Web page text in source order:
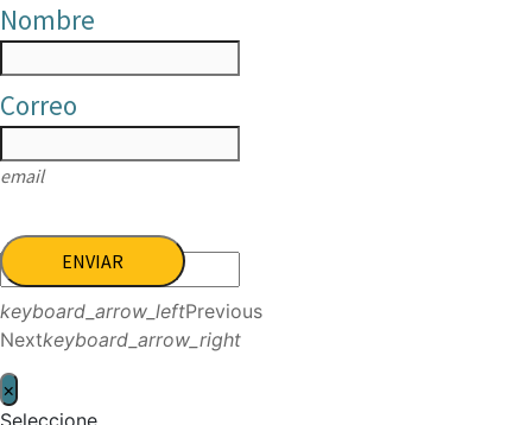
Nombre
Correo
email
ENVIAR
keyboard_arrow_leftPrevious
Nextkeyboard_arrow_right
×
Seleccione